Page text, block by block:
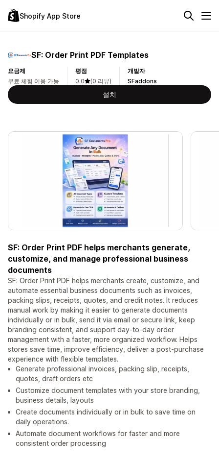
Shopify App Store
SF: Order Print PDF Templates
요금제
무료 체험 이용 가능
평점
0.0
(0 리뷰)
개발자
SFaddons
설치
SF: Order Print PDF helps merchants generate,
customize, and manage professional business
documents
SF: Order Print PDF helps merchants create, customize, and
automate essential business documents such as invoices,
packing slips, receipts, quotes, and credit notes. It reduces
manual work by making it easier to generate documents
individually or in bulk, send it via email or secure link, keep
branding consistent, and support day-to-day order
management with a faster, more organized workflow. Helps
stores save time, improve efficiency, deliver a post-purchase
experience with flexible templates.
Generate professional invoices, packing slip, receipts,
quotes, draft orders etc
Customize document templates with your store branding,
business details, layouts
Create documents individually or in bulk to save time on
daily operations.
Automate document workflows for faster and more
consistent order processing